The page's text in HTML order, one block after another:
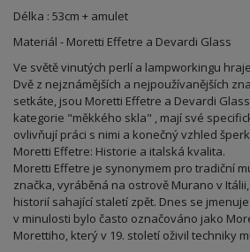
Délka : 53cm + amulet
Materiál - Moretti Effetre a Devardi Glass
Ve světě vinutých perlí a lampworkingu
Dvě z nejznámějších a nejpoužívanějších
setkáte, jsou Moretti Effetre a Devardi
kategorie "měkkého skla" , mají své
ovlivňují práci s nimi a konečný vzhled
Moretti Effetre: Historie a italská kvalita.
Moretti Effetre je synonymem pro tradiční
značka, vyráběná na ostrově Murano v
historií sahající staletí zpět. Dnes se
v minulosti bylo často označováno jako
Morettiho, který v 19. století oživil techniky